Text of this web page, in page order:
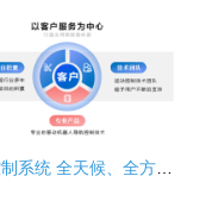
超越控制系统 全天候、全方位、全综合的技术服务新时代